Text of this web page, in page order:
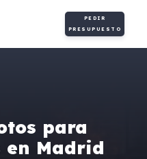
PEDIR
PRESUPUESTO
para
Madrid